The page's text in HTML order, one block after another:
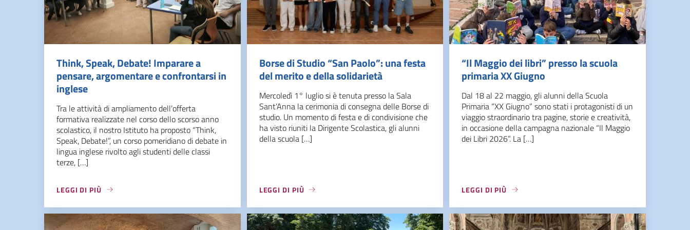
Think, Speak, Debate! Imparare a
pensare, argomentare e confrontarsi in
inglese
Tra le attività di ampliamento dell’offerta
formativa realizzate nel corso dello scorso anno
scolastico, il nostro Istituto ha proposto “Think,
Speak, Debate!”, un corso pomeridiano di debate in
lingua inglese rivolto agli studenti delle classi
terze, […]
LEGGI DI PIÙ
Borse di Studio “San Paolo”: una festa
del merito e della solidarietà
Mercoledì 1° luglio si è tenuta presso la Sala
Sant’Anna la cerimonia di consegna delle Borse di
studio. Un momento di festa e di condivisione che
ha visto riuniti la Dirigente Scolastica, gli alunni
della scuola […]
LEGGI DI PIÙ
“Il Maggio dei libri” presso la scuola
primaria XX Giugno
Dal 18 al 22 maggio, gli alunni della Scuola
Primaria “XX Giugno” sono stati i protagonisti di un
viaggio straordinario tra pagine, storie e creatività,
in occasione della campagna nazionale “Il Maggio
dei Libri 2026”. La […]
LEGGI DI PIÙ